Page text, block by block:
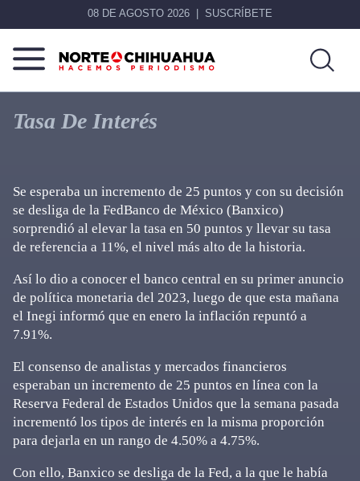
08 DE AGOSTO 2026 SUSCRÍBETE
Norte
De
Chihuahua
Más
que
noticias,
Tasa De Interés
Se esperaba un incremento de 25 puntos y con su decisión
se desliga de la FedBanco de México (Banxico)
sorprendió al elevar la tasa en 50 puntos y llevar su tasa
de referencia a 11%, el nivel más alto de la historia.
Así lo dio a conocer el banco central en su primer anuncio
de política monetaria del 2023, luego de que esta mañana
el Inegi informó que en enero la inflación repuntó a
7.91%.
El consenso de analistas y mercados financieros
esperaban un incremento de 25 puntos en línea con la
Reserva Federal de Estados Unidos que la semana pasada
incrementó los tipos de interés en la misma proporción
para dejarla en un rango de 4.50% a 4.75%.
Con ello, Banxico se desliga de la Fed, a la que le había